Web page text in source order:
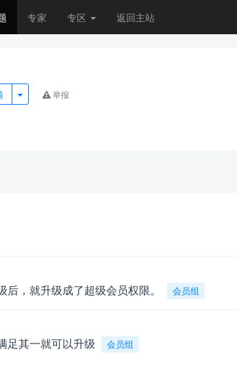
专家 专区 返回主站
举报
，就升级成了超级会员权限。 会员组
足其一就可以升级 会员组